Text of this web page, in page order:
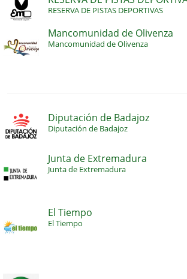
RESERVA DE PISTAS DEPORTIVAS
Mancomunidad de Olivenza
Mancomunidad de Olivenza
Diputación de Badajoz
Diputación de Badajoz
Junta de Extremadura
Junta de Extremadura
El Tiempo
El Tiempo